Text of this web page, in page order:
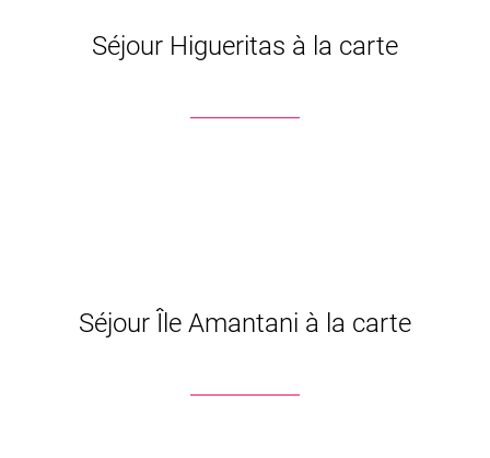
Séjour Higueritas à la carte
Séjour Île Amantani à la carte